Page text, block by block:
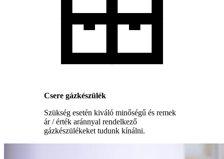
Csere gázkészülék
Szükség esetén kiváló minőségű és remek
ár / érték aránnyal rendelkező
gázkészülékeket tudunk kínálni.